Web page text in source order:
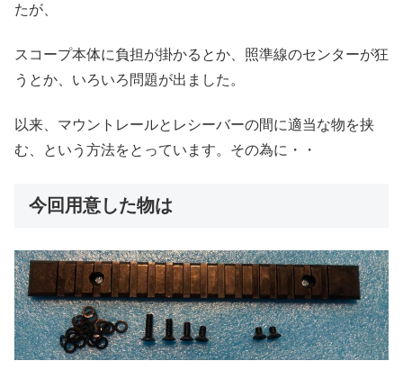
たが、
スコープ本体に負担が掛かるとか、照準線のセンターが狂
うとか、いろいろ問題が出ました。
以来、マウントレールとレシーバーの間に適当な物を挟
む、という方法をとっています。その為に・・
今回用意した物は